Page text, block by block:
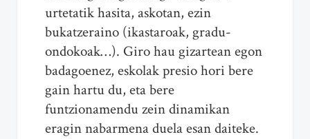
urtetatik hasita, askotan, ezin
bukatzeraino (ikastaroak, gradu-
ondokoak…). Giro hau gizartean egon
badagoenez, eskolak presio hori bere
gain hartu du, eta bere
funtzionamendu zein dinamikan
eragin nabarmena duela esan daiteke.